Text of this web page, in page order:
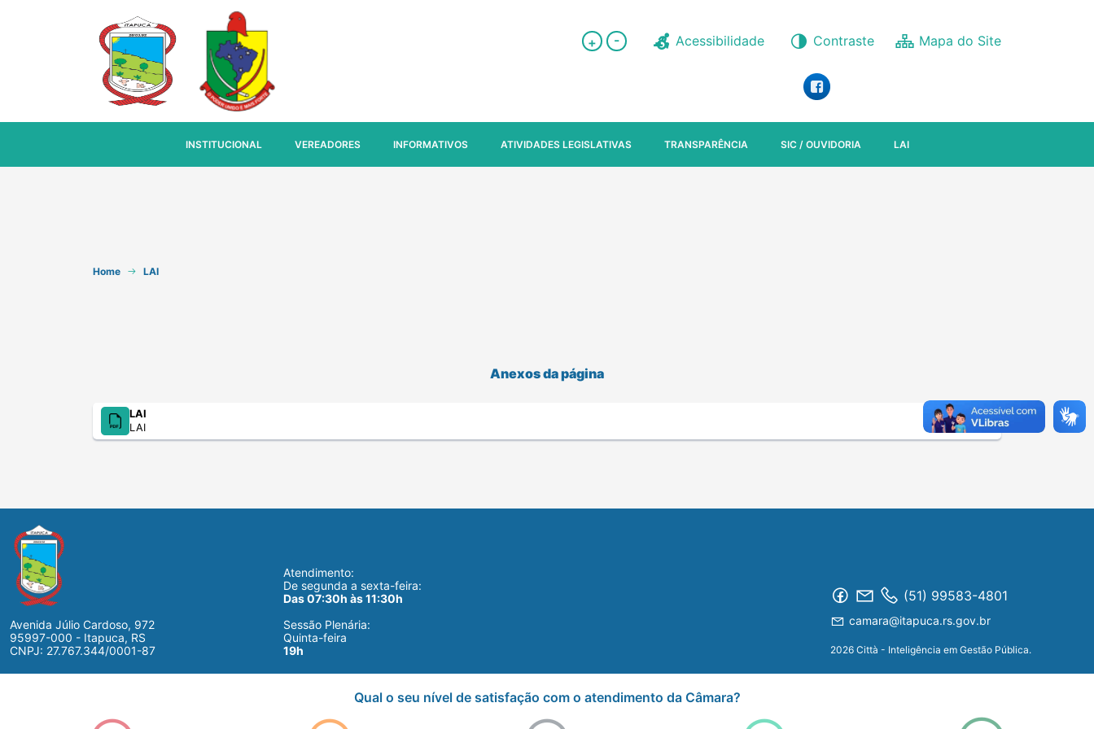
+ - Acessibilidade Contraste
INSTITUCIONAL VEREADORES INFORMATIVOS ATIVIDADES LEGISLATIVAS TRANSPARÊNCIA SIC / OUVIDORIA LAI
Home LAI
Anexos da página
LAI
LAI
Avenida Júlio Cardoso, 972
95997-000 - Itapuca, RS
CNPJ: 27.767.344/0001-87
Atendimento:
De segunda a sexta-feira:
Das 07:30h às 11:30h
Sessão Plenária:
Quinta-feira
19h
(51) 99583-4801
camara@itapuca.rs.gov.br
2026 Città - Inteligência em Gestão Pública.
Qual o seu nível de satisfação com o atendimento da Câmara?